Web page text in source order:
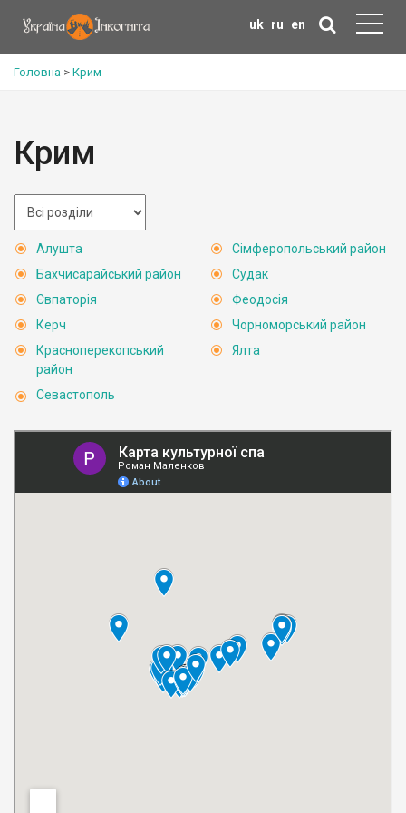
uk ru en
Головна > Крим
Крим
Алушта
Бахчисарайський район
Євпаторія
Керч
Красноперекопський
район
Севастополь
Сімферопольський район
Судак
Феодосія
Чорноморський район
Ялта